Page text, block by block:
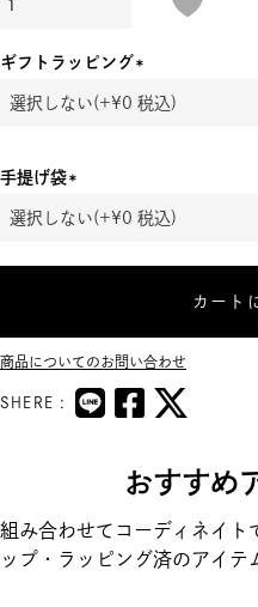
ギフトラッピング
(必
手提げ袋
(必
カート
商品についてのお問い合わせ
SHERE :
おすすめ
組み合わせてコーディネイト
ップ・ラッピング済のアイテ